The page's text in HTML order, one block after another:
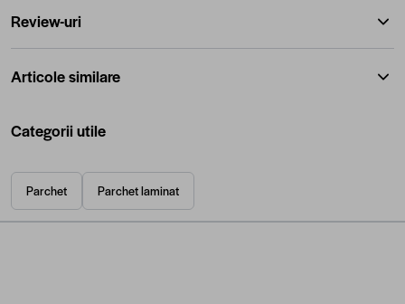
Review-uri
Articole similare
Categorii utile
Parchet Parchet laminat